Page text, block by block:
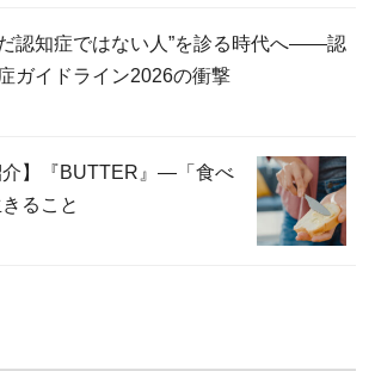
認知症ではない人”を診る時代へ――認
ガイドライン2026の衝撃
介】『BUTTER』―「食べ
ること